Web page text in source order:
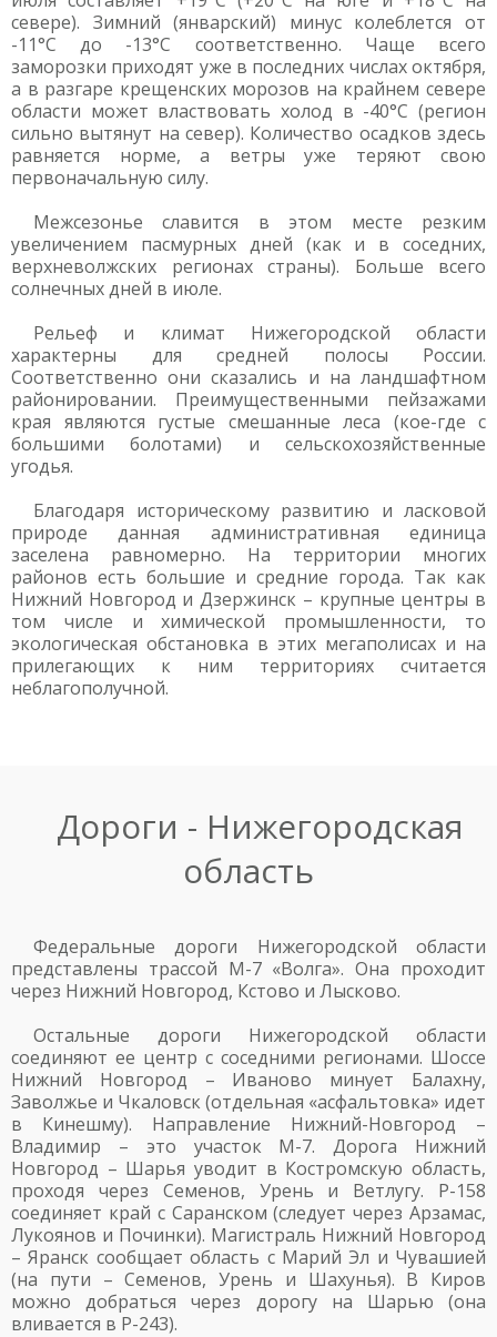
севере). Зимний (январский) минус колеблется от
-11°С до -13°С соответственно. Чаще всего
заморозки приходят уже в последних числах октября,
а в разгаре крещенских морозов на крайнем севере
области может властвовать холод в -40°С (регион
сильно вытянут на север). Количество осадков здесь
равняется норме, а ветры уже теряют свою
первоначальную силу.
Межсезонье славится в этом месте резким
увеличением пасмурных дней (как и в соседних,
верхневолжских регионах страны). Больше всего
солнечных дней в июле.
Рельеф и климат Нижегородской области
характерны для средней полосы России.
Соответственно они сказались и на ландшафтном
районировании. Преимущественными пейзажами
края являются густые смешанные леса (кое-где с
большими болотами) и сельскохозяйственные
угодья.
Благодаря историческому развитию и ласковой
природе данная административная единица
заселена равномерно. На территории многих
районов есть большие и средние города. Так как
Нижний Новгород и Дзержинск – крупные центры в
том числе и химической промышленности, то
экологическая обстановка в этих мегаполисах и на
прилегающих к ним территориях считается
неблагополучной.
Дороги - Нижегородская
область
Федеральные дороги Нижегородской области
представлены трассой М-7 «Волга». Она проходит
через Нижний Новгород, Кстово и Лысково.
Остальные дороги Нижегородской области
соединяют ее центр с соседними регионами. Шоссе
Нижний Новгород – Иваново минует Балахну,
Заволжье и Чкаловск (отдельная «асфальтовка» идет
в Кинешму). Направление Нижний-Новгород –
Владимир – это участок М-7. Дорога Нижний
Новгород – Шарья уводит в Костромскую область,
проходя через Семенов, Урень и Ветлугу. Р-158
соединяет край с Саранском (следует через Арзамас,
Лукоянов и Починки). Магистраль Нижний Новгород
– Яранск сообщает область с Марий Эл и Чувашией
(на пути – Семенов, Урень и Шахунья). В Киров
можно добраться через дорогу на Шарью (она
вливается в Р-243).